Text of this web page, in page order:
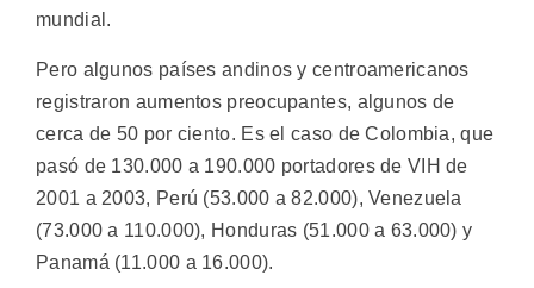
mundial.
Pero algunos países andinos y centroamericanos
registraron aumentos preocupantes, algunos de
cerca de 50 por ciento. Es el caso de Colombia, que
pasó de 130.000 a 190.000 portadores de VIH de
2001 a 2003, Perú (53.000 a 82.000), Venezuela
(73.000 a 110.000), Honduras (51.000 a 63.000) y
Panamá (11.000 a 16.000).